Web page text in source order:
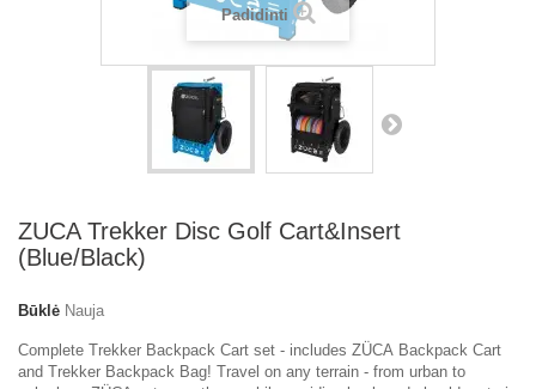
Padidinti
ZUCA Trekker Disc Golf Cart&Insert
(Blue/Black)
Būklė Nauja
Complete Trekker Backpack Cart set - includes ZÜCA Backpack Cart
and Trekker Backpack Bag! Travel on any terrain - from urban to